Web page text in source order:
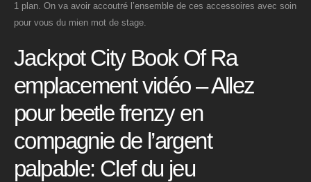
1 plan. On va avoir accoutré l’ensemble de ces accessoires avec soin
pour vous du mien mot de stage.
Jackpot City Book Of Ra
emplacement vidéo – Allez
pour beetle frenzy en
compagnie de l’argent
palpable: Clef du jeu